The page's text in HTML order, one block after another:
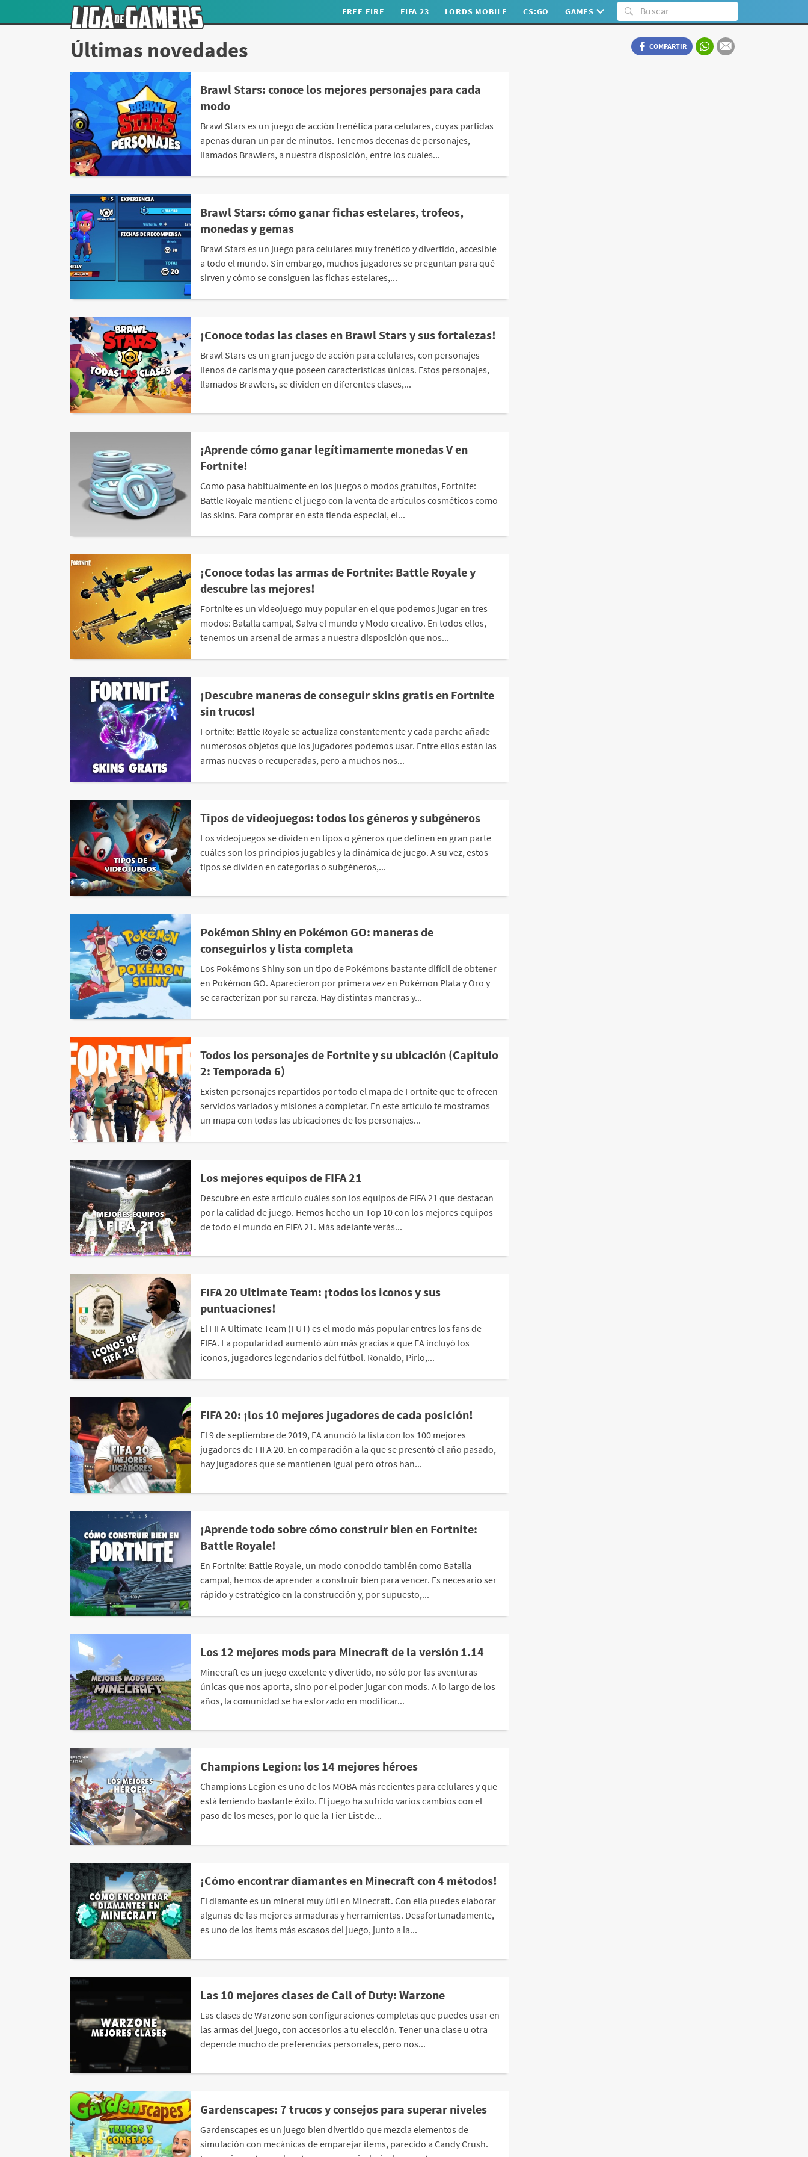
FREE FIRE FIFA 23 LORDS MOBILE CS:GO GAMES
Últimas novedades COMPARTIR
Brawl Stars: conoce los mejores personajes para cada
modo
Brawl Stars es un juego de acción frenética para celulares, cuyas partidas
apenas duran un par de minutos. Tenemos decenas de personajes,
llamados Brawlers, a nuestra disposición, entre los cuales...
Brawl Stars: cómo ganar fichas estelares, trofeos,
monedas y gemas
Brawl Stars es un juego para celulares muy frenético y divertido, accesible
a todo el mundo. Sin embargo, muchos jugadores se preguntan para qué
sirven y cómo se consiguen las fichas estelares,...
¡Conoce todas las clases en Brawl Stars y sus fortalezas!
Brawl Stars es un gran juego de acción para celulares, con personajes
llenos de carisma y que poseen características únicas. Estos personajes,
llamados Brawlers, se dividen en diferentes clases,...
¡Aprende cómo ganar legítimamente monedas V en
Fortnite!
Como pasa habitualmente en los juegos o modos gratuitos, Fortnite:
Battle Royale mantiene el juego con la venta de artículos cosméticos como
las skins. Para comprar en esta tienda especial, el...
¡Conoce todas las armas de Fortnite: Battle Royale y
descubre las mejores!
Fortnite es un videojuego muy popular en el que podemos jugar en tres
modos: Batalla campal, Salva el mundo y Modo creativo. En todos ellos,
tenemos un arsenal de armas a nuestra disposición que nos...
¡Descubre maneras de conseguir skins gratis en Fortnite
sin trucos!
Fortnite: Battle Royale se actualiza constantemente y cada parche añade
numerosos objetos que los jugadores podemos usar. Entre ellos están las
armas nuevas o recuperadas, pero a muchos nos...
Tipos de videojuegos: todos los géneros y subgéneros
Los videojuegos se dividen en tipos o géneros que definen en gran parte
cuáles son los principios jugables y la dinámica de juego. A su vez, estos
tipos se dividen en categorías o subgéneros,...
Pokémon Shiny en Pokémon GO: maneras de
conseguirlos y lista completa
Los Pokémons Shiny son un tipo de Pokémons bastante difícil de obtener
en Pokémon GO. Aparecieron por primera vez en Pokémon Plata y Oro y
se caracterizan por su rareza. Hay distintas maneras y...
Todos los personajes de Fortnite y su ubicación (Capítulo
2: Temporada 6)
Existen personajes repartidos por todo el mapa de Fortnite que te ofrecen
servicios variados y misiones a completar. En este artículo te mostramos
un mapa con todas las ubicaciones de los personajes...
Los mejores equipos de FIFA 21
Descubre en este artículo cuáles son los equipos de FIFA 21 que destacan
por la calidad de juego. Hemos hecho un Top 10 con los mejores equipos
de todo el mundo en FIFA 21. Más adelante verás...
FIFA 20 Ultimate Team: ¡todos los iconos y sus
puntuaciones!
El FIFA Ultimate Team (FUT) es el modo más popular entres los fans de
FIFA. La popularidad aumentó aún más gracias a que EA incluyó los
iconos, jugadores legendarios del fútbol. Ronaldo, Pirlo,...
FIFA 20: ¡los 10 mejores jugadores de cada posición!
El 9 de septiembre de 2019, EA anunció la lista con los 100 mejores
jugadores de FIFA 20. En comparación a la que se presentó el año pasado,
hay jugadores que se mantienen igual pero otros han...
¡Aprende todo sobre cómo construir bien en Fortnite:
Battle Royale!
En Fortnite: Battle Royale, un modo conocido también como Batalla
campal, hemos de aprender a construir bien para vencer. Es necesario ser
rápido y estratégico en la construcción y, por supuesto,...
Los 12 mejores mods para Minecraft de la versión 1.14
Minecraft es un juego excelente y divertido, no sólo por las aventuras
únicas que nos aporta, sino por el poder jugar con mods. A lo largo de los
años, la comunidad se ha esforzado en modificar...
Champions Legion: los 14 mejores héroes
Champions Legion es uno de los MOBA más recientes para celulares y que
está teniendo bastante éxito. El juego ha sufrido varios cambios con el
paso de los meses, por lo que la Tier List de...
¡Cómo encontrar diamantes en Minecraft con 4 métodos!
El diamante es un mineral muy útil en Minecraft. Con ella puedes elaborar
algunas de las mejores armaduras y herramientas. Desafortunadamente,
es uno de los ítems más escasos del juego, junto a la...
Las 10 mejores clases de Call of Duty: Warzone
Las clases de Warzone son configuraciones completas que puedes usar en
las armas del juego, con accesorios a tu elección. Tener una clase u otra
depende mucho de preferencias personales, pero nos...
Gardenscapes: 7 trucos y consejos para superar niveles
Gardenscapes es un juego bien divertido que mezcla elementos de
simulación con mecánicas de emparejar ítems, parecido a Candy Crush.